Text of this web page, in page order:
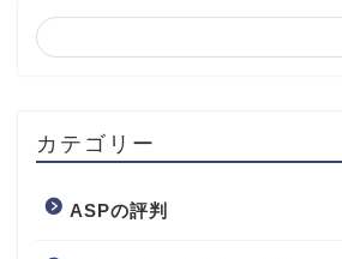
カテゴリー
ASPの評判